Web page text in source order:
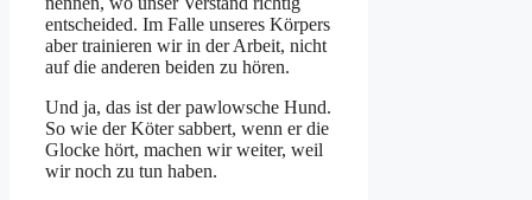
entscheided. Im Falle unseres Körpers
aber trainieren wir in der Arbeit, nicht
auf die anderen beiden zu hören.
Und ja, das ist der pawlowsche Hund.
So wie der Köter sabbert, wenn er die
Glocke hört, machen wir weiter, weil
wir noch zu tun haben.